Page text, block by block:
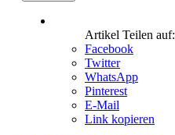
Artikel Teilen auf:
Facebook
Twitter
WhatsApp
Pinterest
E-Mail
Link kopieren